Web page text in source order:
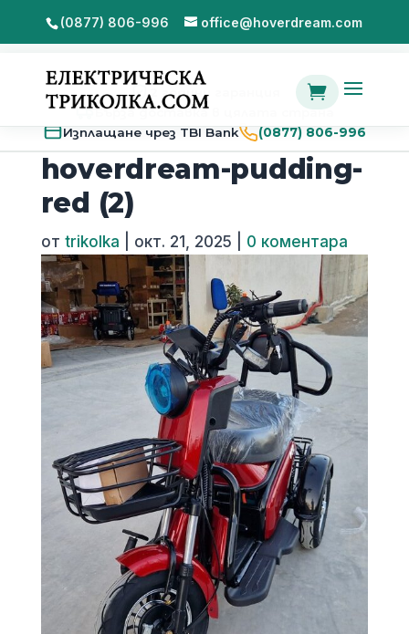
(0877) 806-996 office@hoverdream.com

2 години гаранция
Бърза доставка в цялата страна
Изплащане чрез TBI Bank
(0877) 806-996
hoverdream-pudding-
red (2)
от trikolka окт. 21, 2025 0 коментара